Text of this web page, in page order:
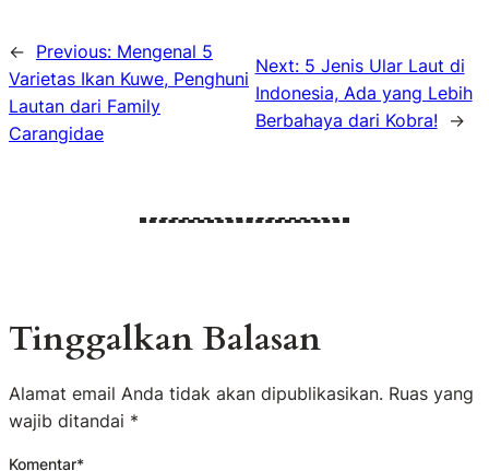
← Previous: Mengenal 5
Varietas Ikan Kuwe, Penghuni
Lautan dari Family
Carangidae
Next: 5 Jenis Ular Laut di
Indonesia, Ada yang Lebih
Berbahaya dari Kobra!
→
Tinggalkan Balasan
Alamat email Anda tidak akan dipublikasikan. Ruas yang
wajib ditandai *
Komentar*